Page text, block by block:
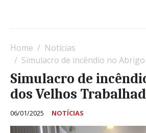
Home
Notícias
Simulacro de incêndio no Abrigo dos
Simulacro de
dos Velhos
06/01/2025 NOTÍCIAS